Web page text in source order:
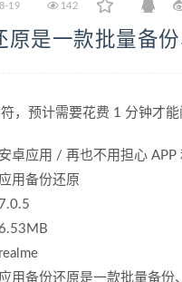
19 142
原是一款批量备
，预计需要花费 1 分钟才能
卓应用 / 再也不用担心 APP
用备份还原
用备份还原是一款批量备